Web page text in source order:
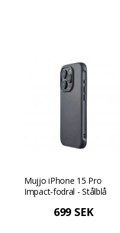
Mujjo iPhone 15 Pro
Impact-fodral - Stålblå
699 SEK